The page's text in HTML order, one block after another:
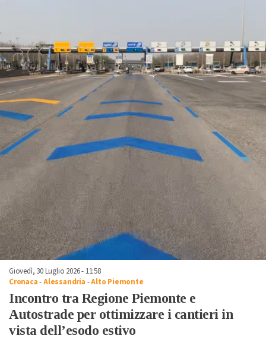
Giovedì, 30 Luglio 2026 - 11:58
Cronaca-Alessandria -Alto Piemonte
Incontro tra Regione Piemonte e
Autostrade per ottimizzare i cantieri in
vista dell’esodo estivo